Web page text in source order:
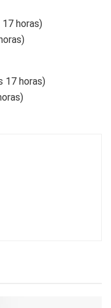
17 horas)
17 horas)